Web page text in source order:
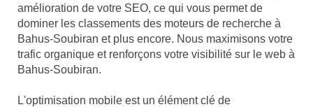
amélioration de votre SEO, ce qui vous permet de
dominer les classements des moteurs de recherche à
Bahus-Soubiran et plus encore. Nous maximisons votre
trafic organique et renforçons votre visibilité sur le web à
Bahus-Soubiran.
L'optimisation mobile est un élément clé de